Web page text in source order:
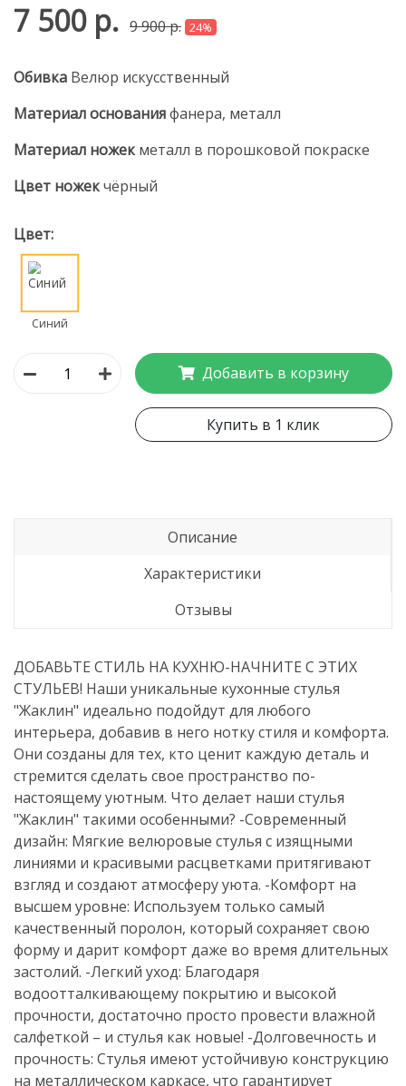
7 500 р. 9 900 р. 24%
Обивка Велюр искусственный
Материал основанияфанера, металл
Материал ножек металл в порошковой покраске
Цвет ножекчёрный
Цвет:
Синий
Добавить в корзину
Купить в 1 клик
Описание
Характеристики
Отзывы
ДОБАВЬТЕ СТИЛЬ НА КУХНЮ-НАЧНИТЕ С ЭТИХ
СТУЛЬЕВ! Наши уникальные кухонные стулья
"Жаклин" идеально подойдут для любого
интерьера, добавив в него нотку стиля и комфорта.
Они созданы для тех, кто ценит каждую деталь и
стремится сделать свое пространство по-
настоящему уютным. Что делает наши стулья
"Жаклин" такими особенными? -Современный
дизайн: Мягкие велюровые стулья с изящными
линиями и красивыми расцветками притягивают
взгляд и создают атмосферу уюта. -Комфорт на
высшем уровне: Используем только самый
качественный поролон, который сохраняет свою
форму и дарит комфорт даже во время длительных
застолий. -Легкий уход: Благодаря
водоотталкивающему покрытию и высокой
прочности, достаточно просто провести влажной
салфеткой – и стулья как новые! -Долговечность и
прочность: Стулья имеют устойчивую конструкцию
на металлическом каркасе, что гарантирует